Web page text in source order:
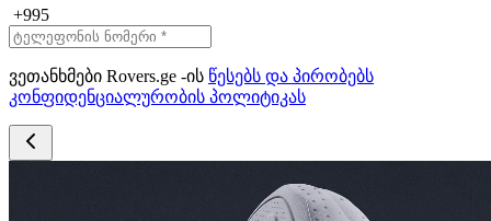
+995
ვეთანხმები Rovers.ge -ის წესებს და პირობებს
კონფიდენციალურობის პოლიტიკას